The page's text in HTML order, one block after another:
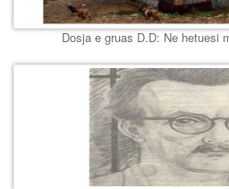
Dosja e gruas D.D: Ne hetuesi